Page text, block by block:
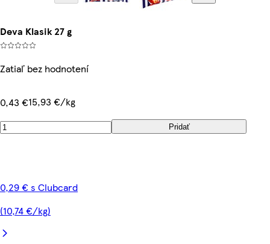
Deva Klasik 27 g
Zatiaľ bez hodnotení
0,43 €15,93 €/kg
Pridať
0,29 € s Clubcard
(10,74 €/kg)